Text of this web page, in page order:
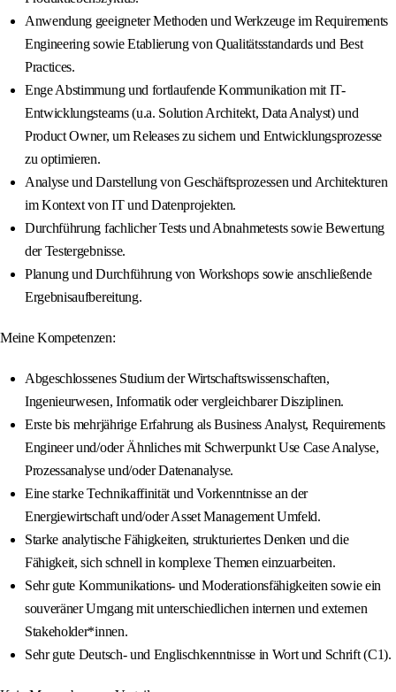
Anwendung geeigneter Methoden und Werkzeuge im Requirements
Engineering sowie Etablierung von Qualitätsstandards und Best
Practices.
Enge Abstimmung und fortlaufende Kommunikation mit IT-
Entwicklungsteams (u.a. Solution Architekt, Data Analyst) und
Product Owner, um Releases zu sichern und Entwicklungsprozesse
zu optimieren.
Analyse und Darstellung von Geschäftsprozessen und Architekturen
im Kontext von IT und Datenprojekten.
Durchführung fachlicher Tests und Abnahmetests sowie Bewertung
der Testergebnisse.
Planung und Durchführung von Workshops sowie anschließende
Ergebnisaufbereitung.
Meine Kompetenzen:
Abgeschlossenes Studium der Wirtschaftswissenschaften,
Ingenieurwesen, Informatik oder vergleichbarer Disziplinen.
Erste bis mehrjährige Erfahrung als Business Analyst, Requirements
Engineer und/oder Ähnliches mit Schwerpunkt Use Case Analyse,
Prozessanalyse und/oder Datenanalyse.
Eine starke Technikaffinität und Vorkenntnisse an der
Energiewirtschaft und/oder Asset Management Umfeld.
Starke analytische Fähigkeiten, strukturiertes Denken und die
Fähigkeit, sich schnell in komplexe Themen einzuarbeiten.
Sehr gute Kommunikations- und Moderationsfähigkeiten sowie ein
souveräner Umgang mit unterschiedlichen internen und externen
Stakeholder*innen.
Sehr gute Deutsch- und Englischkenntnisse in Wort und Schrift (C1).